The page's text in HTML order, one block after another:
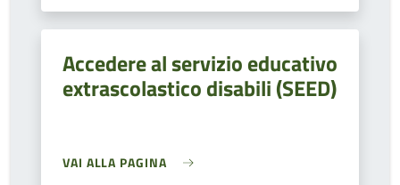
Accedere al servizio educativo
extrascolastico disabili (SEED)
VAI ALLA PAGINA